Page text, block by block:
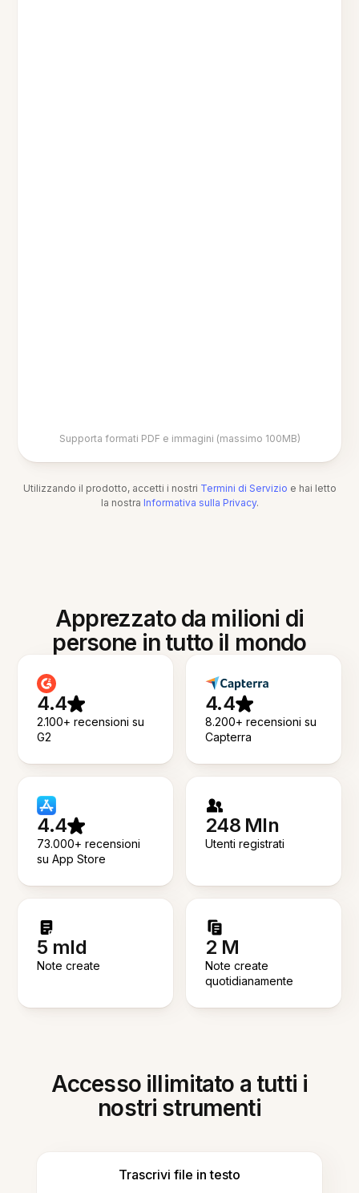
Supporta formati PDF e immagini (massimo 100MB)
Utilizzando il prodotto, accetti i nostri Termini di Servizio e hai letto
la nostra Informativa sulla Privacy.
Apprezzato da milioni di
persone in tutto il mondo
4.4
2.100+ recensioni su
G2
4.4
8.200+ recensioni su
Capterra
4.4
73.000+ recensioni
su App Store
248 Mln
Utenti registrati
5 mld
Note create
2 M
Note create
quotidianamente
Accesso illimitato a tutti i
nostri strumenti
Trascrivi file in testo